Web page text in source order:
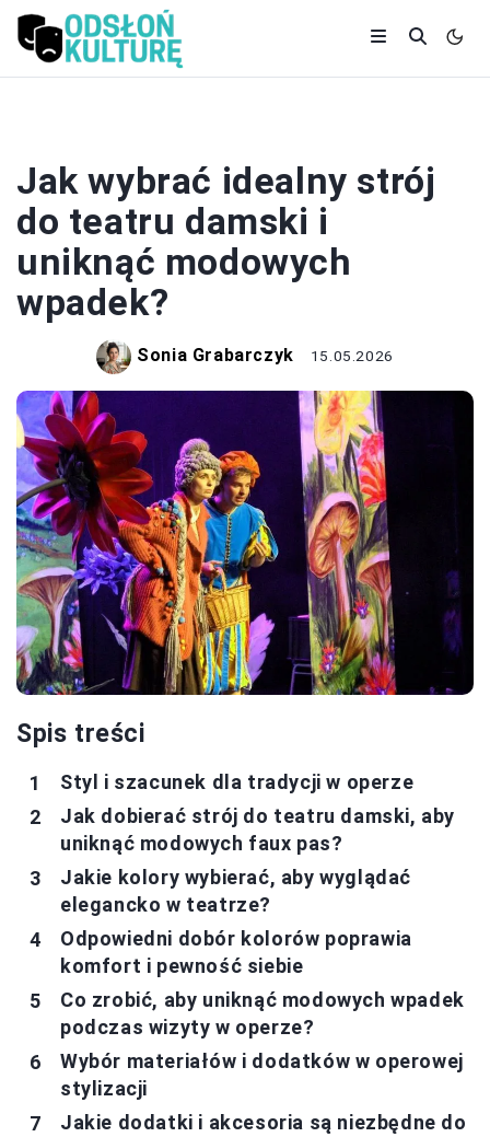
Jak wybrać idealny strój
do teatru damski i
uniknąć modowych
wpadek?
Sonia Grabarczyk 15.05.2026
Spis treści
Styl i szacunek dla tradycji w operze
Jak dobierać strój do teatru damski, aby
uniknąć modowych faux pas?
Jakie kolory wybierać, aby wyglądać
elegancko w teatrze?
Odpowiedni dobór kolorów poprawia
komfort i pewność siebie
Co zrobić, aby uniknąć modowych wpadek
podczas wizyty w operze?
Wybór materiałów i dodatków w operowej
stylizacji
Jakie dodatki i akcesoria są niezbędne do